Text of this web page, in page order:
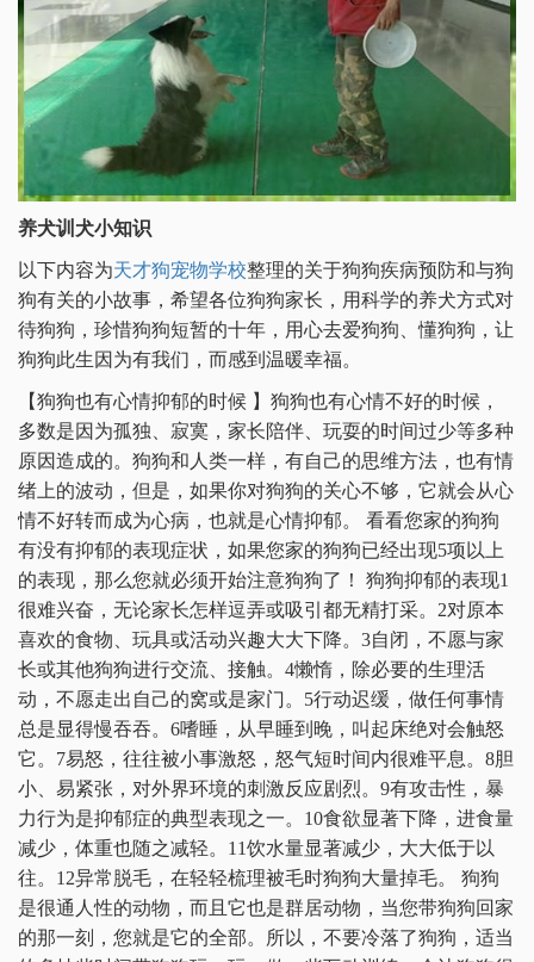
养犬训犬小知识
以下内容为天才狗宠物学校整理的关于狗狗疾病预防和与狗
狗有关的小故事，希望各位狗狗家长，用科学的养犬方式对
待狗狗，珍惜狗狗短暂的十年，用心去爱狗狗、懂狗狗，让
狗狗此生因为有我们，而感到温暖幸福。
【狗狗也有心情抑郁的时候 】狗狗也有心情不好的时候，
多数是因为孤独、寂寞，家长陪伴、玩耍的时间过少等多种
原因造成的。狗狗和人类一样，有自己的思维方法，也有情
绪上的波动，但是，如果你对狗狗的关心不够，它就会从心
情不好转而成为心病，也就是心情抑郁。 看看您家的狗狗
有没有抑郁的表现症状，如果您家的狗狗已经出现5项以上
的表现，那么您就必须开始注意狗狗了！ 狗狗抑郁的表现1
很难兴奋，无论家长怎样逗弄或吸引都无精打采。2对原本
喜欢的食物、玩具或活动兴趣大大下降。3自闭，不愿与家
长或其他狗狗进行交流、接触。4懒惰，除必要的生理活
动，不愿走出自己的窝或是家门。5行动迟缓，做任何事情
总是显得慢吞吞。6嗜睡，从早睡到晚，叫起床绝对会触怒
它。7易怒，往往被小事激怒，怒气短时间内很难平息。8胆
小、易紧张，对外界环境的刺激反应剧烈。9有攻击性，暴
力行为是抑郁症的典型表现之一。10食欲显著下降，进食量
减少，体重也随之减轻。11饮水量显著减少，大大低于以
往。12异常脱毛，在轻轻梳理被毛时狗狗大量掉毛。 狗狗
是很通人性的动物，而且它也是群居动物，当您带狗狗回家
的那一刻，您就是它的全部。所以，不要冷落了狗狗，适当